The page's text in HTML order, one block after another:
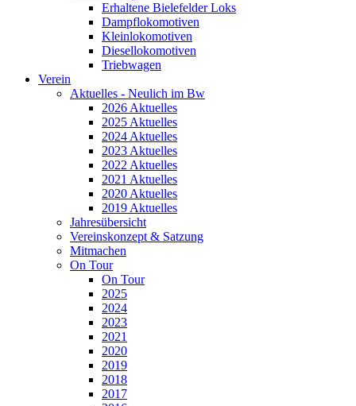
Erhaltene Bielefelder Loks
Dampflokomotiven
Kleinlokomotiven
Diesellokomotiven
Triebwagen
Verein
Aktuelles - Neulich im Bw
2026 Aktuelles
2025 Aktuelles
2024 Aktuelles
2023 Aktuelles
2022 Aktuelles
2021 Aktuelles
2020 Aktuelles
2019 Aktuelles
Jahresübersicht
Vereinskonzept & Satzung
Mitmachen
On Tour
On Tour
2025
2024
2023
2021
2020
2019
2018
2017